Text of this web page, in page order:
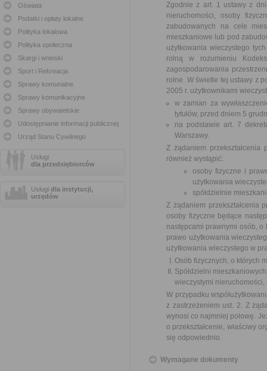
Oświata
Podatki i opłaty lokalne
Polityka lokalowa
Polityka społeczna
Skargi i wnioski
Sport i Rekreacja
Sprawy komunalne
Sprawy komunikacyjne
Sprawy obywatelskie
Udostępnianie informacji publicznej
Urząd Stanu Cywilnego
Usługi
dla przedsiębiorców
Usługi dla instytucji,
urzędów
Zgodnie z art. 1 ustawy z
nieruchomości, osoby
zabudowanych na cele
mieszkaniowe lub pod
użytkowania wieczystego
rolną w rozumieniu
zagospodarowania
rolne. W świetle tej ustawy z
2005 r. użytkownikami
w zamian za
tytułów, przed dniem 5
na podstawie art. 7
Warszawy.
Z żądaniem przekształcenia
również wystąpić:
osoby fizyczne i
użytkowania
spółdzielnie
Z żądaniem przekształcenia
osoby fizyczne będące
następcami prawnymi osób,
prawo użytkowania
użytkowania wieczystego w
Osób fizycznych, o których
Spółdzielni
wieczystymi nieruchomości,
W przypadku
z zastrzeżeniem ust. 2. Z
wynosi co najmniej połowę.
o przekształcenie, właściwy
się odpowiednio.
Wymagane dokumenty